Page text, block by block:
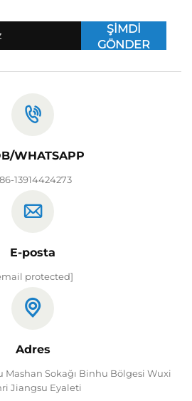
ŞİMDİ
GÖNDER
WHATSAPP
13914424273
E-posta
protected]
Adres
Mashan Sokağı Binhu Bölgesi Wuxi
Jiangsu Eyaleti